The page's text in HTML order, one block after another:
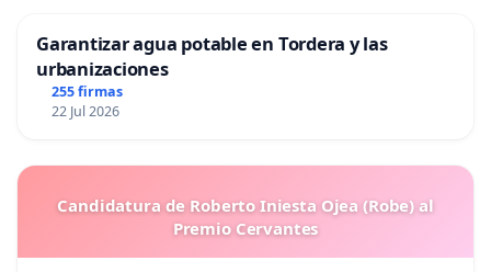
Garantizar agua potable en Tordera y las
urbanizaciones
255 firmas
22 Jul 2026
Candidatura de Roberto Iniesta Ojea (Robe) al
Premio Cervantes